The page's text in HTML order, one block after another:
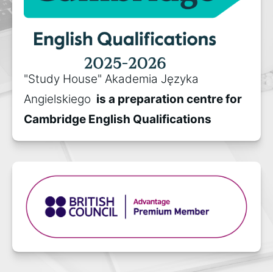
"Study House" Akademia Języka
Angielskiego is a preparation centre for
Cambridge English Qualifications